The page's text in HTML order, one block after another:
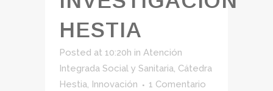
HESTIA
Posted at 10:20h in Atención
Integrada Social y Sanitaria, Cátedra
Hestia, Innovación 1 Comentario